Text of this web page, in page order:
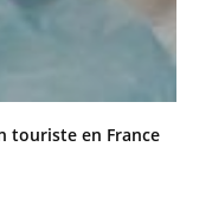
touriste en France